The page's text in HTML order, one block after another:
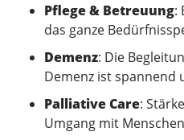
Pflege & Betreuung:
das ganze
Demenz: Die
Demenz ist spannend
Palliative Care:
Umgang mit